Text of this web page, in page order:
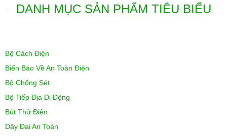
DANH MỤC SẢN PHẨM TIÊU BIỂU
Bệ Cách Điện
Biển Báo Về An Toàn Điện
Bộ Chống Sét
Bộ Tiếp Địa Di Động
Bút Thử Điện
Dây Đai An Toàn